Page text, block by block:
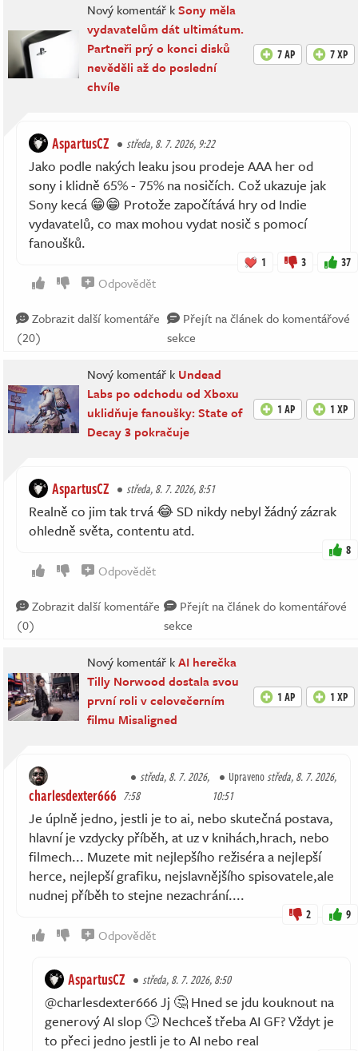
Nový komentář kSony měla
vydavatelům dát ultimátum.
Partneři prý o konci disků
nevěděli až do poslední
chvíle
7 AP 7 XP
AspartusCZ středa, 8. 7. 2026, 9:22
Jako podle nakých leaku jsou prodeje AAA her od
sony i klidně 65% - 75% na nosičích. Což ukazuje jak
Sony kecá 😁😁 Protože započítává hry od Indie
vydavatelů, co max mohou vydat nosič s pomocí
fanoušků.
1 3 37
Odpovědět
Zobrazit další komentáře
(20)
Přejít na článek do komentářové
sekce
Nový komentář k Undead
Labs po odchodu od Xboxu
uklidňuje fanoušky: State of
Decay 3 pokračuje
1 AP 1 XP
AspartusCZ středa, 8. 7. 2026, 8:51
Realně co jim tak trvá 😂 SD nikdy nebyl žádný zázrak
ohledně světa, contentu atd.
8
Odpovědět
Zobrazit další komentáře
(0)
Přejít na článek do komentářové
sekce
Nový komentář kAI herečka
Tilly Norwood dostala svou
první roli v celovečerním
filmu Misaligned
1 AP 1 XP
charlesdexter666
středa, 8. 7. 2026,
7:58
Upravenostředa, 8. 7. 2026,
10:51
Je úplně jedno, jestli je to ai, nebo skutečná postava,
hlavní je vzdycky příběh, at uz v knihách,hrach, nebo
filmech... Muzete mit nejlepšího režiséra a nejlepší
herce, nejlepší grafiku, nejslavnějšího spisovatele,ale
nudnej příběh to stejne nezachrání....
2 9
Odpovědět
AspartusCZ středa, 8. 7. 2026, 8:50
@charlesdexter666 Jj 🤔 Hned se jdu kouknout na
generový AI slop 🙄 Nechceš třeba AI GF? Vždyt je
to přeci jedno jestli je to AI nebo real